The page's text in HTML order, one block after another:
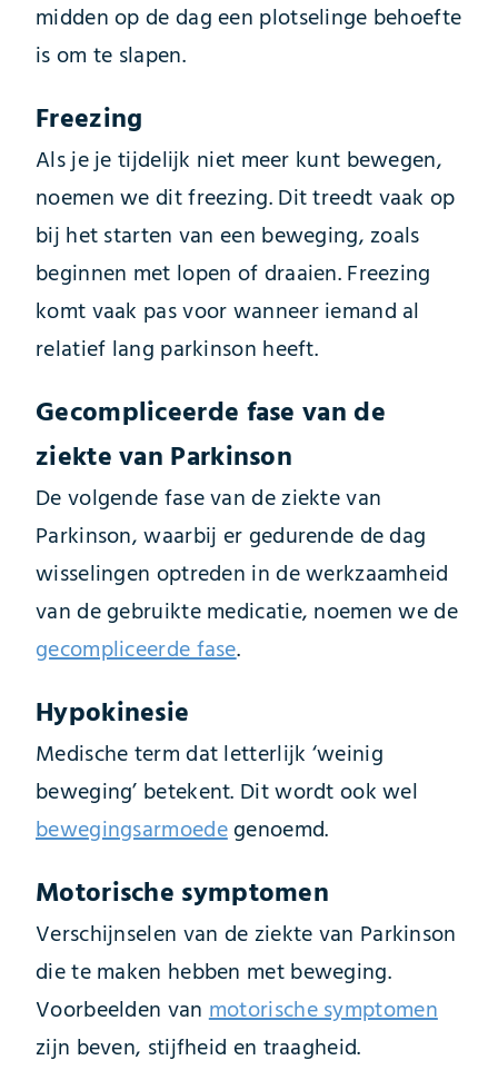
midden op de dag een plotselinge behoefte
is om te slapen.
Freezing
Als je je tijdelijk niet meer kunt bewegen,
noemen we dit freezing. Dit treedt vaak op
bij het starten van een beweging, zoals
beginnen met lopen of draaien. Freezing
komt vaak pas voor wanneer iemand al
relatief lang parkinson heeft.
Gecompliceerde fase van de
ziekte van Parkinson
De volgende fase van de ziekte van
Parkinson, waarbij er gedurende de dag
wisselingen optreden in de werkzaamheid
van de gebruikte medicatie, noemen we de
gecompliceerde fase.
Hypokinesie
Medische term dat letterlijk ‘weinig
beweging’ betekent. Dit wordt ook wel
bewegingsarmoedegenoemd.
Motorische symptomen
Verschijnselen van de ziekte van Parkinson
die te maken hebben met beweging.
Voorbeelden vanmotorische symptomen
zijn beven, stijfheid en traagheid.